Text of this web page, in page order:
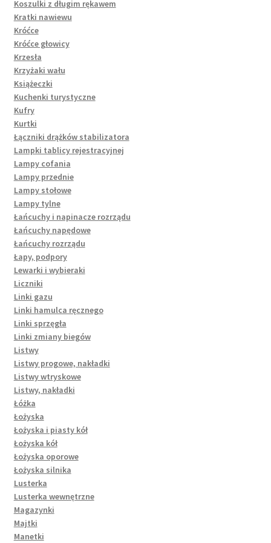
Koszulki z długim rękawem
Kratki nawiewu
Króćce
Króćce głowicy
Krzesła
Krzyżaki wału
Książeczki
Kuchenki turystyczne
Kufry
Kurtki
Łączniki drążków stabilizatora
Lampki tablicy rejestracyjnej
Lampy cofania
Lampy przednie
Lampy stołowe
Lampy tylne
Łańcuchy i napinacze rozrządu
Łańcuchy napędowe
Łańcuchy rozrządu
Łapy, podpory
Lewarki i wybieraki
Liczniki
Linki gazu
Linki hamulca ręcznego
Linki sprzęgła
Linki zmiany biegów
Listwy
Listwy progowe, nakładki
Listwy wtryskowe
Listwy, nakładki
Łóżka
Łożyska
Łożyska i piasty kół
Łożyska kół
Łożyska oporowe
Łożyska silnika
Lusterka
Lusterka wewnętrzne
Magazynki
Majtki
Manetki